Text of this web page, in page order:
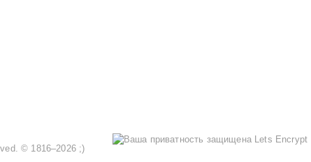
© 1816–2026 ;)